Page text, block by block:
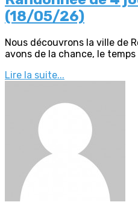
(18/05/26)
Nous découvrons la ville de
avons de la chance, le temps
Lire la suite...